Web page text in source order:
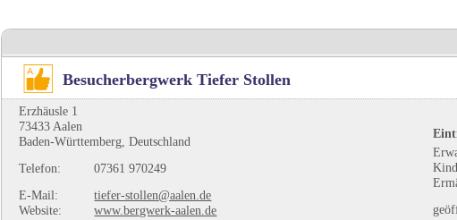
Besucherbergwerk Tiefer Stollen
Erzhäusle 1
73433 Aalen
Baden-Württemberg, Deutschland
Telefon:
07361 970249
E-Mail:
tiefer-stollen@aalen.de
Website:
www.bergwerk-aalen.de